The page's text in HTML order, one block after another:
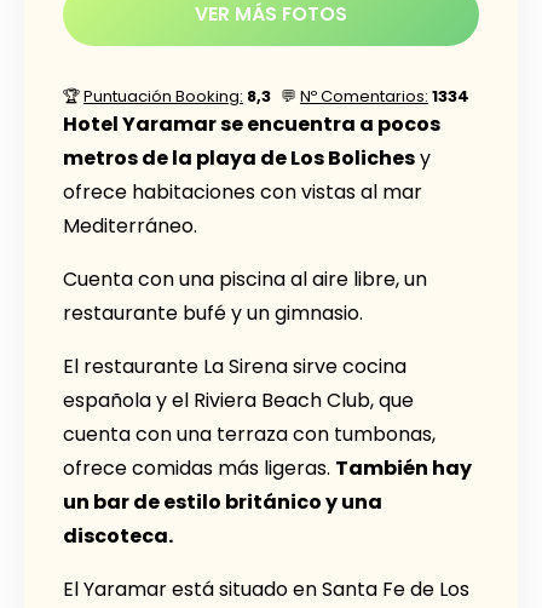
VER MÁS FOTOS
🏆Puntuación Booking: 8,3 💬 Nº Comentarios: 1334
Hotel Yaramar se encuentra a pocos
metros de la playa de Los Bolichesy
ofrece habitaciones con vistas al mar
Mediterráneo.
Cuenta con una piscina al aire libre, un
restaurante bufé y un gimnasio.
El restaurante La Sirena sirve cocina
española y el Riviera Beach Club, que
cuenta con una terraza con tumbonas,
ofrece comidas más ligeras. También hay
un bar de estilo británico y una
discoteca.
El Yaramar está situado en Santa Fe de Los